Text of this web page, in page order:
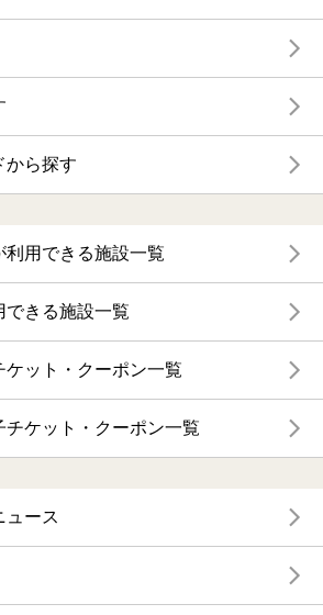
から探す
利用できる施設一覧
できる施設一覧
ケット・クーポン一覧
チケット・クーポン一覧
ュース